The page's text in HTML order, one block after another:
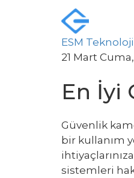
ESM Teknoloji
21 Mart
En İyi
Güvenlik
bir kullanım
sistemleri